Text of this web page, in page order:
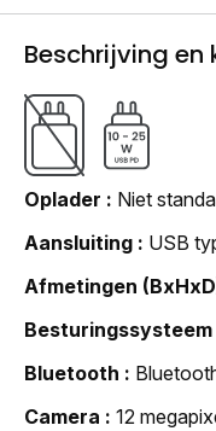
Beschrijving en
Oplader
Niet
Aansluiting
USB
Afmetingen
Besturingssysteem
Bluetooth
Camera
12